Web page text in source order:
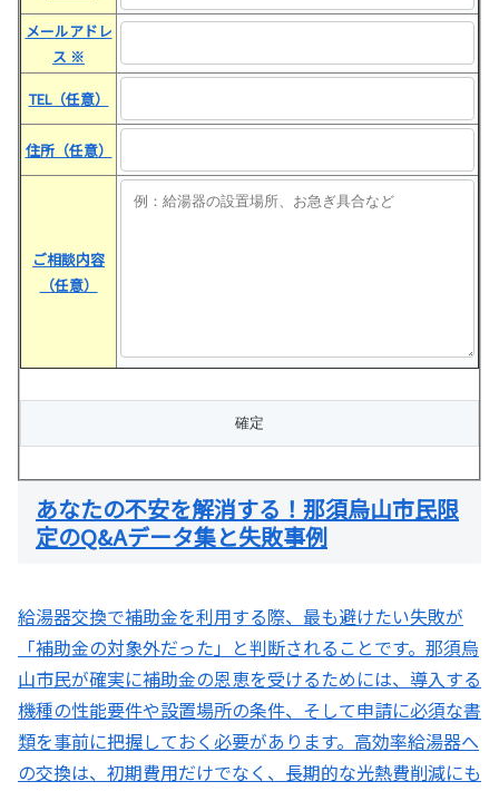
メールアドレ
ス ※
TEL（任意）
住所（任意）
ご相談内容
（任意）
あなたの不安を解消する！那須烏山市民限
定のQ&Aデータ集と失敗事例
給湯器交換で補助金を利用する際、最も避けたい失敗が
「補助金の対象外だった」と判断されることです。那須烏
山市民が確実に補助金の恩恵を受けるためには、導入する
機種の性能要件や設置場所の条件、そして申請に必須な書
類を事前に把握しておく必要があります。高効率給湯器へ
の交換は、初期費用だけでなく、長期的な光熱費削減にも